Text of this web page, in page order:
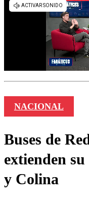
NACIONAL
Buses de
extienden
y Colina